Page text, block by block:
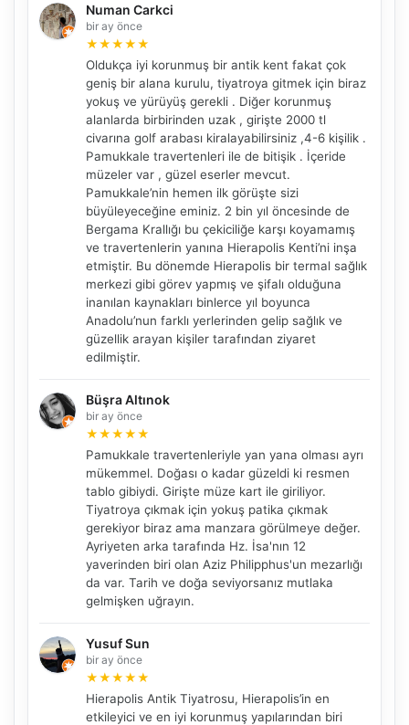
Numan Carkci
bir ay önce
★★★★★
Oldukça iyi korunmuş bir antik kent fakat çok
geniş bir alana kurulu, tiyatroya gitmek için biraz
yokuş ve yürüyüş gerekli . Diğer korunmuş
alanlarda birbirinden uzak , girişte 2000 tl
civarına golf arabası kiralayabilirsiniz ,4-6 kişilik .
Pamukkale travertenleri ile de bitişik . İçeride
müzeler var , güzel eserler mevcut.
Pamukkale’nin hemen ilk görüşte sizi
büyüleyeceğine eminiz. 2 bin yıl öncesinde de
Bergama Krallığı bu çekiciliğe karşı koyamamış
ve travertenlerin yanına Hierapolis Kenti’ni inşa
etmiştir. Bu dönemde Hierapolis bir termal sağlık
merkezi gibi görev yapmış ve şifalı olduğuna
inanılan kaynakları binlerce yıl boyunca
Anadolu’nun farklı yerlerinden gelip sağlık ve
güzellik arayan kişiler tarafından ziyaret
edilmiştir.
Büşra Altınok
bir ay önce
★★★★★
Pamukkale travertenleriyle yan yana olması ayrı
mükemmel. Doğası o kadar güzeldi ki resmen
tablo gibiydi. Girişte müze kart ile giriliyor.
Tiyatroya çıkmak için yokuş patika çıkmak
gerekiyor biraz ama manzara görülmeye değer.
Ayriyeten arka tarafında Hz. İsa'nın 12
yaverinden biri olan Aziz Philipphus'un mezarlığı
da var. Tarih ve doğa seviyorsanız mutlaka
gelmişken uğrayın.
Yusuf Sun
bir ay önce
★★★★★
Hierapolis Antik Tiyatrosu, Hierapolis’in en
etkileyici ve en iyi korunmuş yapılarından biri